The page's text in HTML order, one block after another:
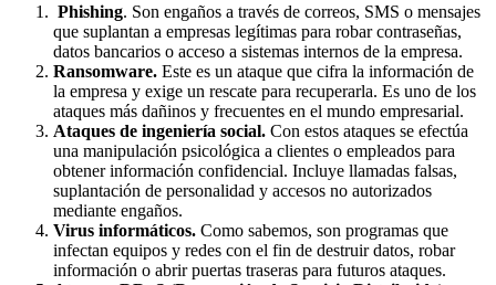
Phishing. Son engaños a través de correos, SMS o mensajes
que suplantan a empresas legítimas para robar contraseñas,
datos bancarios o acceso a sistemas internos de la empresa.
Ransomware. Este es un ataque que cifra la información de
la empresa y exige un rescate para recuperarla. Es uno de los
ataques más dañinos y frecuentes en el mundo empresarial.
Ataques de ingeniería social. Con estos ataques se efectúa
una manipulación psicológica a clientes o empleados para
obtener información confidencial. Incluye llamadas falsas,
suplantación de personalidad y accesos no autorizados
mediante engaños.
Virus informáticos. Como sabemos, son programas que
infectan equipos y redes con el fin de destruir datos, robar
información o abrir puertas traseras para futuros ataques.